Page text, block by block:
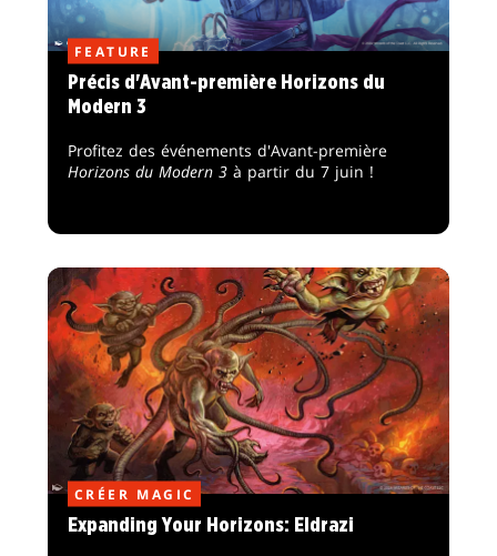
FEATURE
Précis d'Avant-première Horizons du
Modern 3
Profitez des événements d'Avant-première
Horizons du Modern 3 à partir du 7 juin !
CRÉER MAGIC
Expanding Your Horizons: Eldrazi